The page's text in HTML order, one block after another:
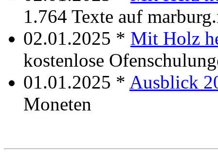
1.764 Texte auf
02.01.2025 * Mit Holz
kostenlose
01.01.2025 * Ausblick
Moneten